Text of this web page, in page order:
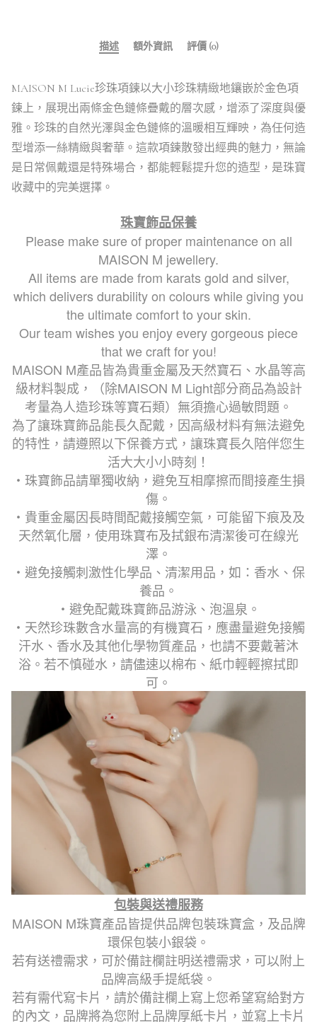
描述 額外資訊 評價 (0)
MAISON M Lucie珍珠項鍊以大小珍珠精緻地鑲嵌於金色項
鍊上，展現出兩條金色鏈條疊戴的層次感，增添了深度與優
雅。珍珠的自然光澤與金色鏈條的溫暖相互輝映，為任何造
型增添一絲精緻與奢華。這款項鍊散發出經典的魅力，無論
是日常佩戴還是特殊場合，都能輕鬆提升您的造型，是珠寶
收藏中的完美選擇。
珠寶飾品保養
Please make sure of proper maintenance on all
MAISON M jewellery.
All items are made from karats gold and silver,
which delivers durability on colours while giving you
the ultimate comfort to your skin.
Our team wishes you enjoy every gorgeous piece
that we craft for you!
MAISON M產品皆為貴重金屬及天然寶石、水晶等高
級材料製成，
（除MAISON M Light部分商品為設計
考量為人造珍珠等寶石類） 無須擔心過敏問題。
為了讓珠寶飾品能長久配戴，因高級材料有無法避免
的特性，請遵照以下保養方式，讓珠寶長久陪伴您生
活大大小小時刻！
・珠寶飾品請單獨收納，避免互相摩擦而間接產生損
傷。
・貴重金屬因長時間配戴接觸空氣，可能留下痕及及
天然氧化層，使用珠寶布及拭銀布清潔後可在線光
澤。
・避免接觸刺激性化學品、清潔用品，如：香水、保
養品。
・避免配戴珠寶飾品游泳、泡溫泉。
・天然珍珠數含水量高的有機寶石，應盡量避免接觸
汗水、香水及其他化學物質產品，也請不要戴著沐
浴。若不慎碰水，請儘速以棉布、紙巾輕輕擦拭即
可。
包裝與送禮服務
MAISON M珠寶產品皆提供品牌包裝珠寶盒，及品牌
環保包裝小銀袋。
若有送禮需求，可於備註欄註明送禮需求，可以附上
品牌高級手提紙袋。
若有需代寫卡片，請於備註欄上寫上您希望寫給對方
的內文，品牌將為您附上品牌厚紙卡片，並寫上卡片